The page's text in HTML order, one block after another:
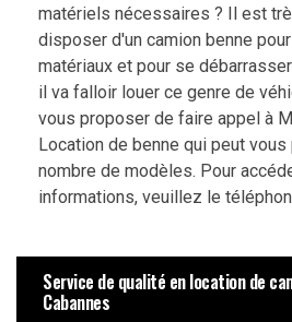
matériels nécessaires ? Il est
disposer d'un camion benne
matériaux et pour se
il va falloir louer ce genre de
vous proposer de faire appel à
Location de benne qui peut
nombre de modèles. Pour
informations, veuillez le
Service de qualité en location de
Cabannes